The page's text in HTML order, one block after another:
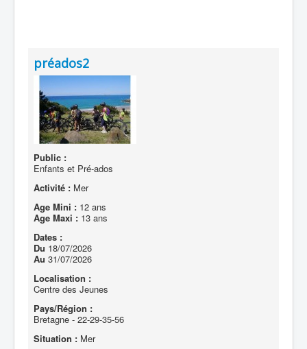
préados2
Public :
Enfants et Pré-ados
Activité : Mer
Age Mini : 12 ans
Age Maxi : 13 ans
Dates :
Du 18/07/2026
Au 31/07/2026
Localisation :
Centre des Jeunes
Pays/Région :
Bretagne - 22-29-35-56
Situation : Mer